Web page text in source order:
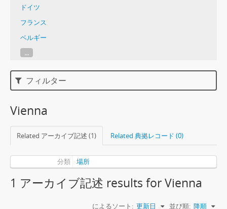
ドイツ
フランス
ベルギー
...
フィルター
Vienna
Related アーカイブ記述 (1) Related 典拠レコード (0)
分類 場所
1 アーカイブ記述 results for Vienna
によるソート: 更新日 並び順: 降順